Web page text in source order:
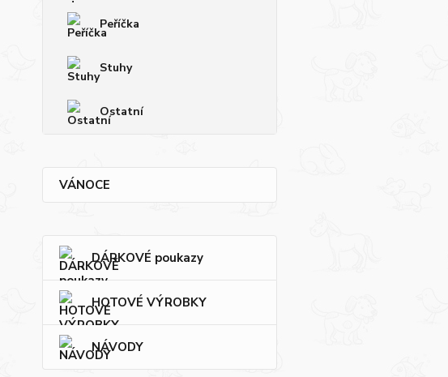
Peříčka
Stuhy
Ostatní
VÁNOCE
DÁRKOVÉ poukazy
HOTOVÉ VÝROBKY
NÁVODY